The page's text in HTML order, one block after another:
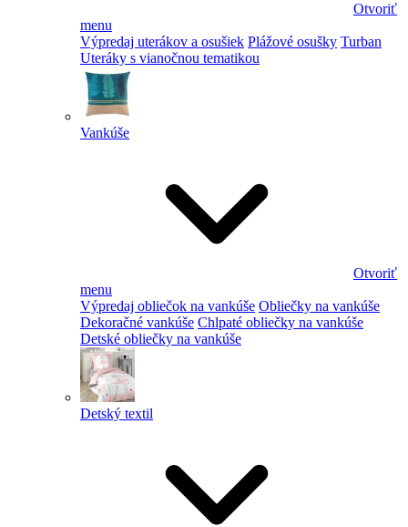
Otvoriť
menu
Výpredaj uterákov a osušiek Plážové osušky Turban
Uteráky s vianočnou tematikou
Vankúše
Otvoriť
menu
Výpredaj obliečok na vankúše Obliečky na vankúše
Dekoračné vankúše Chlpaté obliečky na vankúše
Detské obliečky na vankúše
Detský textil